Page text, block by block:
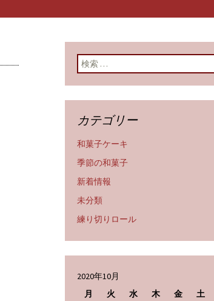
検索:
カテゴリー
和菓子ケーキ
季節の和菓子
新着情報
未分類
練り切りロール
2020年10月
月
火 水 木 金 土